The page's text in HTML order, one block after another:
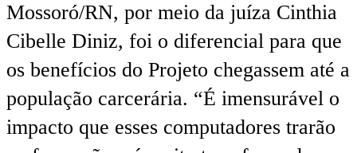
Mossoró/RN, por meio da juíza Cinthia
Cibelle Diniz, foi o diferencial para que
os benefícios do Projeto chegassem até a
população carcerária. “É imensurável o
impacto que esses computadores trarão